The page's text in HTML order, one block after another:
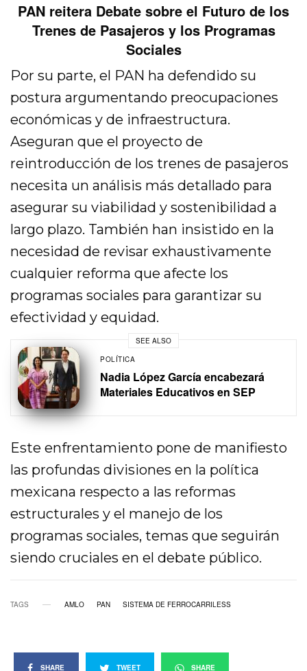
PAN reitera Debate sobre el Futuro de los
Trenes de Pasajeros y los Programas
Sociales
Por su parte, el PAN ha defendido su
postura argumentando preocupaciones
económicas y de infraestructura.
Aseguran que el proyecto de
reintroducción de los trenes de pasajeros
necesita un análisis más detallado para
asegurar su viabilidad y sostenibilidad a
largo plazo. También han insistido en la
necesidad de revisar exhaustivamente
cualquier reforma que afecte los
programas sociales para garantizar su
efectividad y equidad.
SEE ALSO
POLÍTICA
Nadia López García encabezará
Materiales Educativos en SEP
Este enfrentamiento pone de manifiesto
las profundas divisiones en la política
mexicana respecto a las reformas
estructurales y el manejo de los
programas sociales, temas que seguirán
siendo cruciales en el debate público.
TAGS AMLO PAN SISTEMA DE FERROCARRILESS
SHARE TWEET SHARE